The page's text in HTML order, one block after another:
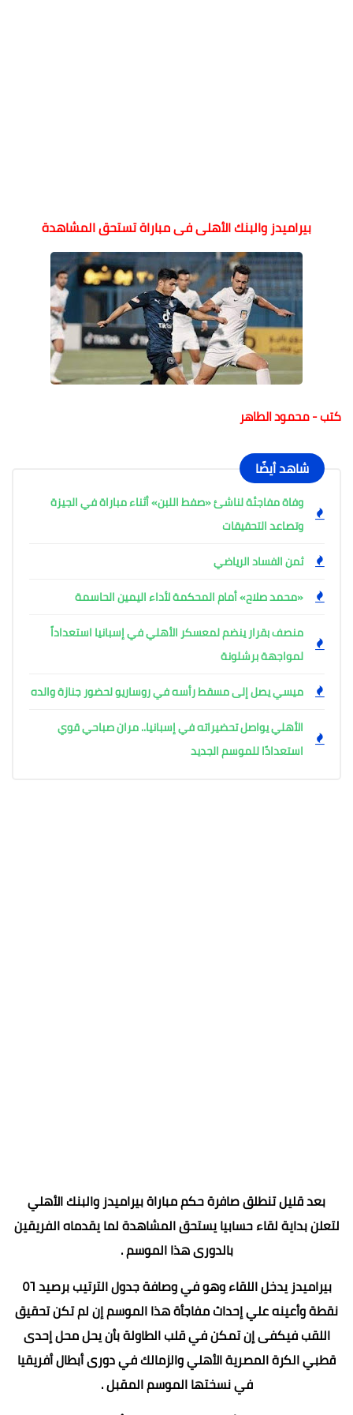
بيراميدز والبنك الأهلى فى مباراة تستحق المشاهدة
كتب - محمود الطاهر
شاهد أيضًا
وفاة مفاجئة لناشئ «صفط اللبن» أثناء مباراة في الجيزة
وتصاعد التحقيقات
ثمن الفساد الرياضي
«محمد صلاح» أمام المحكمة لأداء اليمين الحاسمة
منصف بقرار ينضم لمعسكر الأهلي في إسبانيا استعداداً
لمواجهة برشلونة
ميسي يصل إلى مسقط رأسه في روساريو لحضور جنازة والده
الأهلي يواصل تحضيراته في إسبانيا.. مران صباحي قوي
استعدادًا للموسم الجديد
بعد قليل تنطلق صافرة حكم مباراة بيراميدز والبنك الأهلي
لتعلن بداية لقاء حسابيا يستحق المشاهدة لما يقدماه الفريقين
بالدورى هذا الموسم .
بيراميدز يدخل اللقاء وهو في وصافة جدول الترتيب برصيد ٥٦
نقطة وأعينه علي إحداث مفاجأة هذا الموسم إن لم تكن تحقيق
اللقب فيكفى إن تمكن في قلب الطاولة بأن يحل محل إحدى
قطبي الكرة المصرية الأهلي والزمالك في دورى أبطال أفريقيا
في نسختها الموسم المقبل .